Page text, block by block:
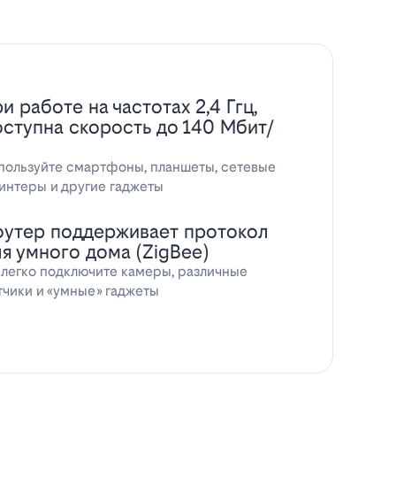
работе на частотах 2,4 Ггц,
скорость до 140 Мбит/
смартфоны, планшеты, сетевые
и другие гаджеты
поддерживает протокол
умного дома (ZigBee)
подключите камеры, различные
и «умные» гаджеты